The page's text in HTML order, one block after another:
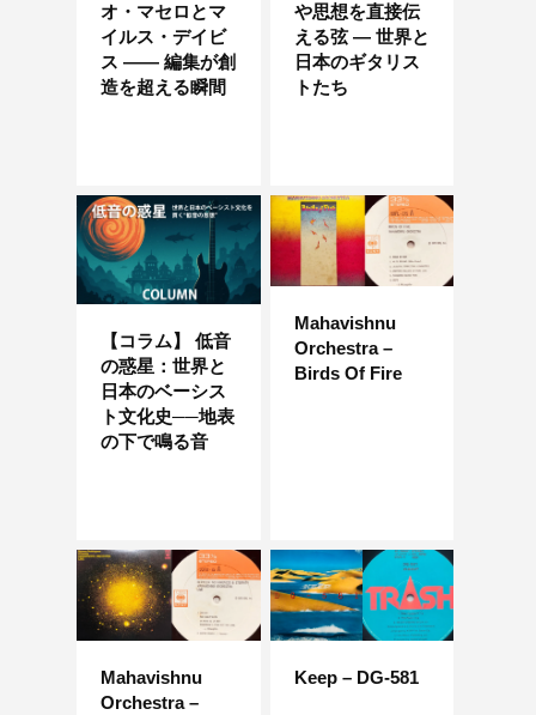
オ・マセロとマ
イルス・デイビ
ス —— 編集が創
造を超える瞬間
や思想を直接伝
える弦 — 世界と
日本のギタリス
トたち
【コラム】 低音
の惑星：世界と
日本のベーシス
ト文化史──地表
の下で鳴る音
Mahavishnu
Orchestra –
Birds Of Fire
Mahavishnu
Orchestra –
Keep – DG-581